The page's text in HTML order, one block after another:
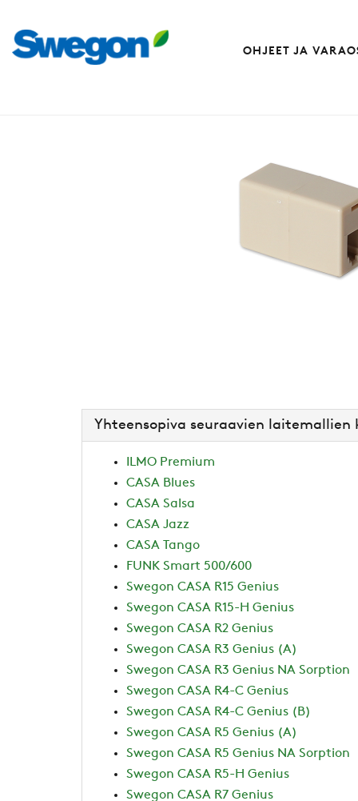
OHJEET JA
Yhteensopiva seuraavien laitemallien
ILMO Premium
CASA Blues
CASA Salsa
CASA Jazz
CASA Tango
FUNK Smart 500/600
Swegon CASA R15 Genius
Swegon CASA R15-H Genius
Swegon CASA R2 Genius
Swegon CASA R3 Genius (A)
Swegon CASA R3 Genius NA Sorption
Swegon CASA R4-C Genius
Swegon CASA R4-C Genius (B)
Swegon CASA R5 Genius (A)
Swegon CASA R5 Genius NA Sorption
Swegon CASA R5-H Genius
Swegon CASA R7 Genius